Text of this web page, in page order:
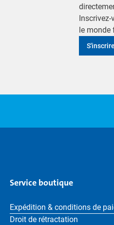
le monde
Service boutique
Expédition & conditions de
Droit de rétractation